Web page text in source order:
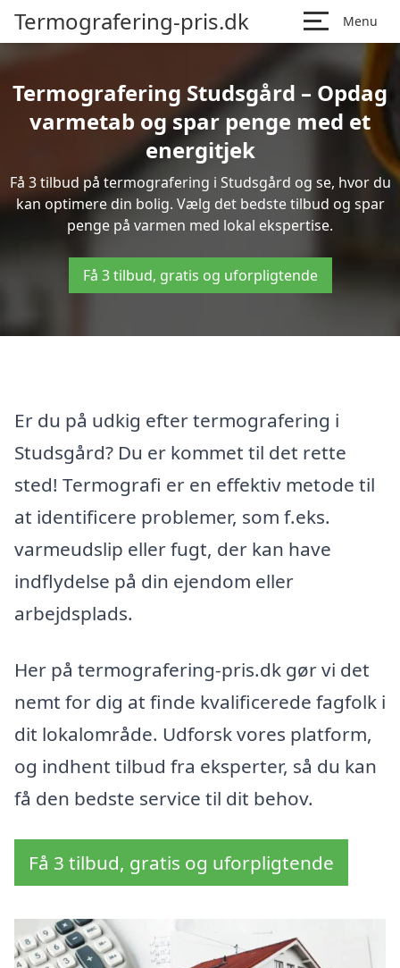
Termografering-pris.dk Menu
Termografering Studsgård – Opdag
varmetab og spar penge med et
energitjek
Få 3 tilbud på termografering i Studsgård og se, hvor du
kan optimere din bolig. Vælg det bedste tilbud og spar
penge på varmen med lokal ekspertise.
Få 3 tilbud, gratis og uforpligtende
Er du på udkig efter termografering i
Studsgård? Du er kommet til det rette
sted! Termografi er en effektiv metode til
at identificere problemer, som f.eks.
varmeudslip eller fugt, der kan have
indflydelse på din ejendom eller
arbejdsplads.
Her på termografering-pris.dk gør vi det
nemt for dig at finde kvalificerede fagfolk i
dit lokalområde. Udforsk vores platform,
og indhent tilbud fra eksperter, så du kan
få den bedste service til dit behov.
Få 3 tilbud, gratis og uforpligtende